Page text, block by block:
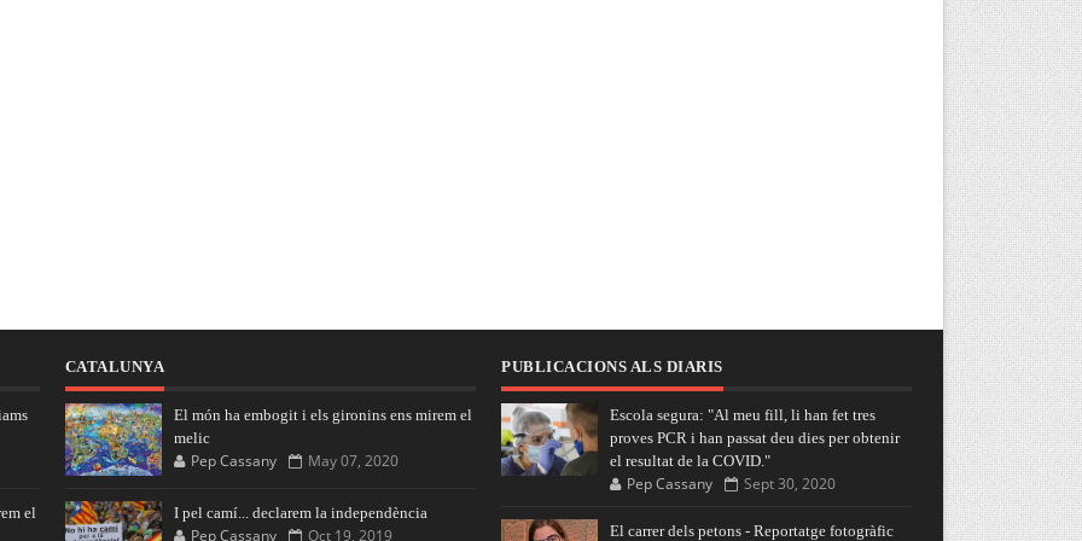
el
CATALUNYA
El món ha embogit i els gironins ens mirem el
melic
Pep Cassany May 07, 2020
I pel camí... declarem la independència
Pep Cassany Oct 19, 2019
PUBLICACIONS ALS DIARIS
Escola segura: "Al meu fill, li han fet tres
proves PCR i han passat deu dies per obtenir
el resultat de la COVID."
Pep Cassany Sept 30, 2020
El carrer dels petons - Reportatge fotogràfic